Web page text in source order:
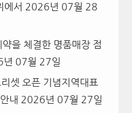
에서 2026년 07월 28
을 체결한 명품매장 점
년 07월 27일
셋 오픈 기념지역대표
내 2026년 07월 27일